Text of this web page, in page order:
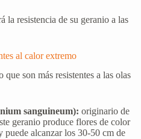
la resistencia de su geranio a las
al calor extremo
son más resistentes a las olas
sanguineum): originario de
geranio produce flores de color
puede alcanzar los 30-50 cm de